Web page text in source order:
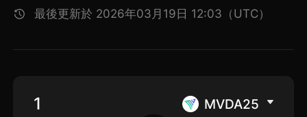
最後更新於 2026年03月19日 12:03（UTC）
MVDA25